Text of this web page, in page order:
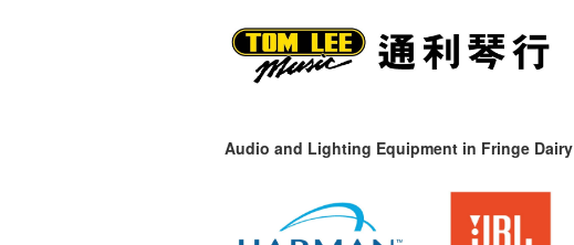
Audio and Lighting Equipment in Fringe Dairy